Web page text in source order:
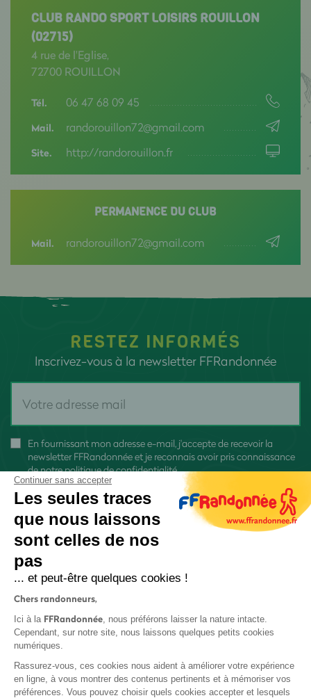
CLUB RANDO SPORT LOISIRS ROUILLON
(02715)
4 rue de l'Eglise,
72700 ROUILLON
Tél. 06 47 68 09 45
Mail. randorouillon72@gmail.com
Site. http://randorouillon.fr
PERMANENCE DU CLUB
Mail. randorouillon72@gmail.com
RESTEZ INFORMÉS
Inscrivez-vous à la newsletter FFRandonnée
En fournissant mon adresse e-mail, j'accepte de recevoir la
newsletter FFRandonnée et je reconnais avoir pris connaissance
denotre politique de confidentialité
Protection des données
Politique de confidentialité
Continuer sans accepter
Les seules traces
que nous laissons
sont celles de nos
pas
... et peut-être quelques cookies !
Chers randonneurs,
Ici à la FFRandonnée, nous préférons laisser la nature intacte.
Cependant, sur notre site, nous laissons quelques petits cookies
numériques.
Rassurez-vous, ces cookies nous aident à améliorer votre expérience
en ligne, à vous montrer des contenus pertinents et à mémoriser vos
préférences. Vous pouvez choisir quels cookies accepter et lesquels